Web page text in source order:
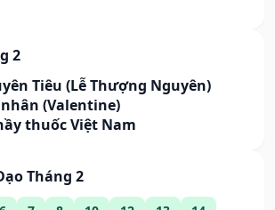
2
Tiêu (Lễ Thượng Nguyên)
(Valentine)
thuốc Việt Nam
Tháng 2